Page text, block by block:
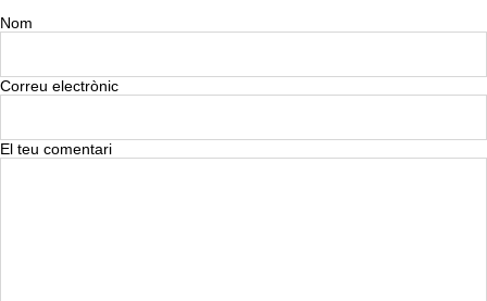
Nom
Correu electrònic
El teu comentari